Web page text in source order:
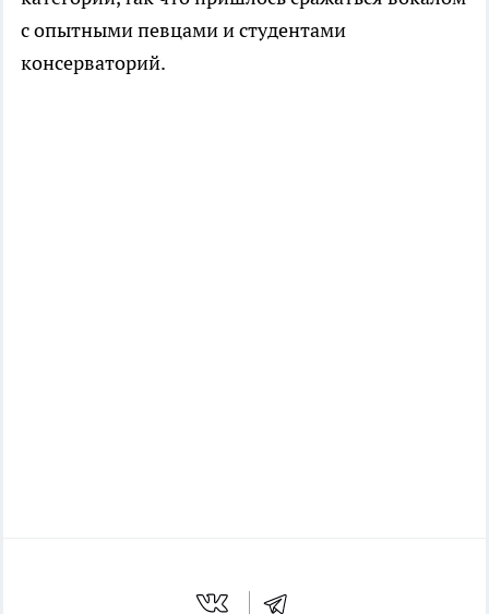
с опытными певцами и студентами
консерваторий.